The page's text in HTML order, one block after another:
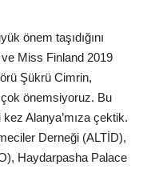
önem taşıdığını
Miss Finland 2019
Şükrü Cimrin,
çok önemsiyoruz. Bu
Alanya’mıza çektik.
Derneği (ALTİD),
Haydarpasha Palace